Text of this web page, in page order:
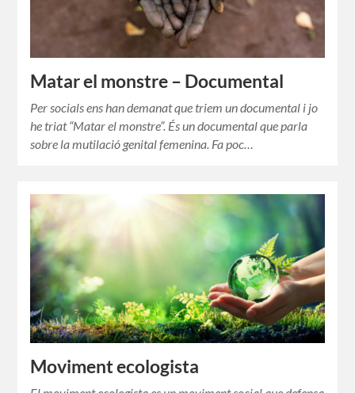
Matar el monstre – Documental
Per socials ens han demanat que triem un documental i jo
he triat “Matar el monstre”. És un documental que parla
sobre la mutilació genital femenina. Fa poc…
Moviment ecologista